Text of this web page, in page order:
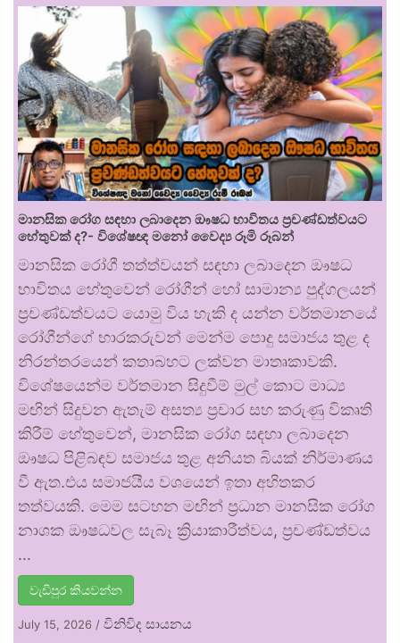
මානසික රෝග සඳහා ලබාදෙන ඖෂධ භාවිතය ප්‍රචණ්ඩත්වයට
හේතුවක් ද?- විශේෂඥ මනෝ වෛද්‍ය රූමි රූබන්
මානසික රෝගී තත්ත්වයන් සඳහා ලබාදෙන ඖෂධ
භාවිතය හේතුවෙන් රෝගීන් හෝ සාමාන්‍ය පුද්ගලයන්
ප්‍රචණ්ඩත්වයට යොමු විය හැකි ද යන්න වර්තමානයේ
රෝගීන්ගේ භාරකරුවන් මෙන්ම පොදු සමාජය තුළ ද
නිරන්තරයෙන් කතාබහට ලක්වන මාතෘකාවකි.
විශේෂයෙන්ම වර්තමාන සිදුවීම් මුල් කොට මාධ්‍ය
මඟින් සිදුවන ඇතැම් අසත්‍ය ප්‍රචාර සහ කරුණු විකෘති
කිරීම් හේතුවෙන්, මානසික රෝග සඳහා ලබාදෙන
ඖෂධ පිළිබඳව සමාජය තුළ අනියත බියක් නිර්මාණය
වී ඇත.එය සමාජයීය වශයෙන් ඉතා අහිතකර
තත්වයකි. මෙම සටහන මඟින් ප්‍රධාන මානසික රෝග
නාශක ඖෂධවල සැබෑ ක්‍රියාකාරීත්වය, ප්‍රචණ්ඩත්වය
…
වැඩිපුර කියවන්න
July 15, 2026 / විනිවිද සායනය